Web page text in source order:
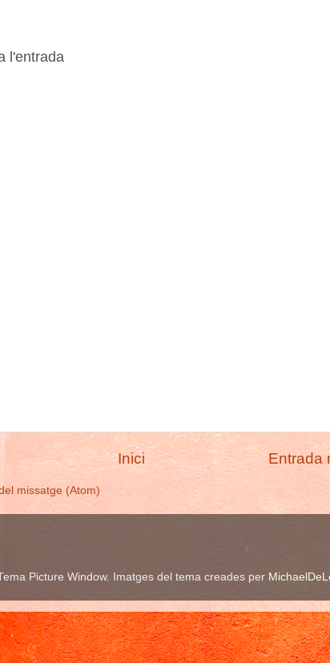
l'entrada
Entrada
Inici
missatge (Atom)
Picture Window. Imatges del tema creades per